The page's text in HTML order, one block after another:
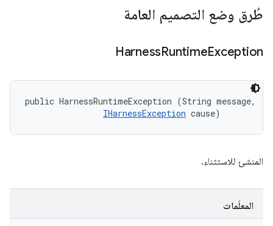
طُرق وضع التصميم العامة
HarnessRuntimeException
public HarnessRuntimeException (String message,
IHarnessException cause)
المنشئ للاستثناء.
المعلَمات